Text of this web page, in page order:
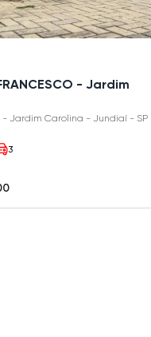
- Jardim
- Jardim Carolina - Jundiaí - SP
3